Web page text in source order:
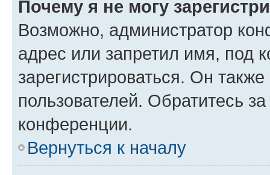
Почему я не могу
Возможно, администратор
адрес или запретил имя, под
зарегистрироваться. Он
пользователей. Обратитесь
конференции.
Вернуться к началу